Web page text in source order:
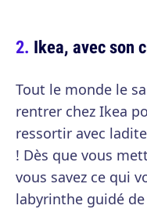
Ikea, avec son
Tout le monde le
rentrer chez Ikea
ressortir avec
! Dès que vous
vous savez ce qui
labyrinthe guidé